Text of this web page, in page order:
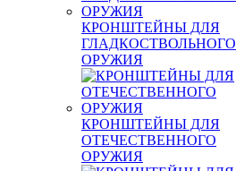
КРОНШТЕЙНЫ ДЛЯ
ГЛАДКОСТВОЛЬНОГО
ОРУЖИЯ
КРОНШТЕЙНЫ ДЛЯ
ОТЕЧЕСТВЕННОГО
ОРУЖИЯ